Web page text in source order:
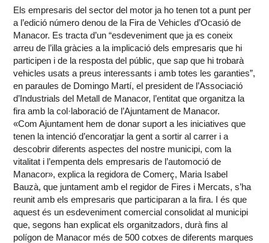
Els empresaris del sector del motor ja ho tenen tot a punt per
a l’edició número denou de la Fira de Vehicles d’Ocasió de
Manacor. Es tracta d’un “esdeveniment que ja es coneix
arreu de l’illa gràcies a la implicació dels empresaris que hi
participen i de la resposta del públic, que sap que hi trobarà
vehicles usats a preus interessants i amb totes les garanties”,
en paraules de Domingo Martí, el president de l’Associació
d’Industrials del Metall de Manacor, l’entitat que organitza la
fira amb la col·laboració de l’Ajuntament de Manacor.
«Com Ajuntament hem de donar suport a les iniciatives que
tenen la intenció d’encoratjar la gent a sortir al carrer i a
descobrir diferents aspectes del nostre municipi, com la
vitalitat i l’empenta dels empresaris de l’automoció de
Manacor», explica la regidora de Comerç, Maria Isabel
Bauzà, que juntament amb el regidor de Fires i Mercats, s’ha
reunit amb els empresaris que participaran a la fira. I és que
aquest és un esdeveniment comercial consolidat al municipi
que, segons han explicat els organitzadors, durà fins al
polígon de Manacor més de 500 cotxes de diferents marques